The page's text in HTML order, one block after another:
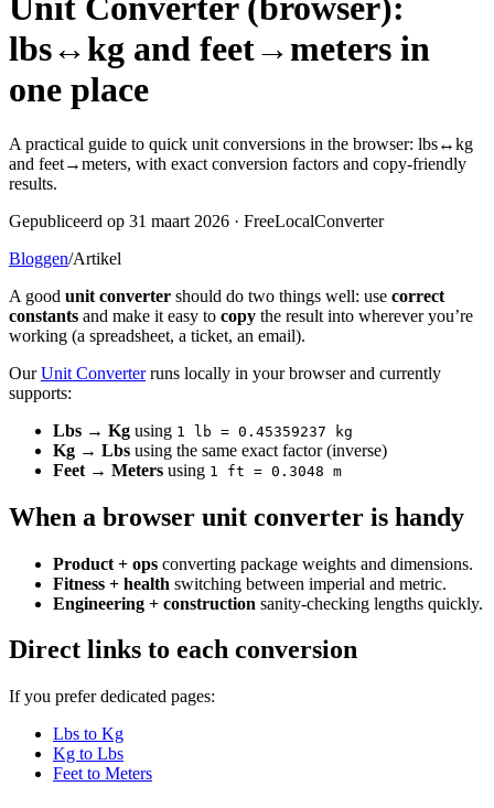
Unit Converter (browser):
lbs↔kg and feet→meters in
one place
A practical guide to quick unit conversions in the browser: lbs↔kg
and feet→meters, with exact conversion factors and copy-friendly
results.
Gepubliceerd op 31 maart 2026 · FreeLocalConverter
Bloggen/Artikel
A good unit converter should do two things well: use correct
constants and make it easy to copy the result into wherever you’re
working (a spreadsheet, a ticket, an email).
Our Unit Converter runs locally in your browser and currently
supports:
Lbs → Kg using 1 lb = 0.45359237 kg
Kg → Lbs using the same exact factor (inverse)
Feet → Meters using 1 ft = 0.3048 m
When a browser unit converter is handy
Product + ops converting package weights and dimensions.
Fitness + health switching between imperial and metric.
Engineering + construction sanity-checking lengths quickly.
Direct links to each conversion
If you prefer dedicated pages:
Lbs to Kg
Kg to Lbs
Feet to Meters